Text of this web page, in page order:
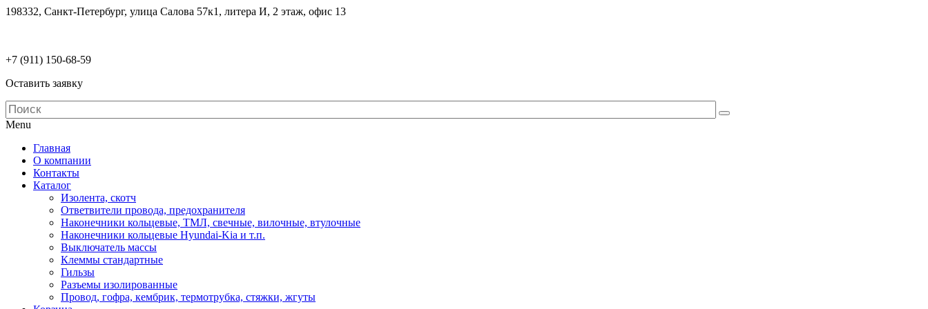
198332, Санкт-Петербург, улица Салова 57к1, литера И, 2 этаж, офис 13
+7 (911) 150-68-59
Оставить заявку
Menu
Главная
О компании
Контакты
Каталог
Изолента, скотч
Ответвители провода, предохранителя
Наконечники кольцевые, ТМЛ, свечные, вилочные, втулочные
Наконечники кольцевые Hyundai-Kia и т.п.
Выключатель массы
Клеммы стандартные
Гильзы
Разъемы изолированные
Провод, гофра, кембрик, термотрубка, стяжки, жгуты